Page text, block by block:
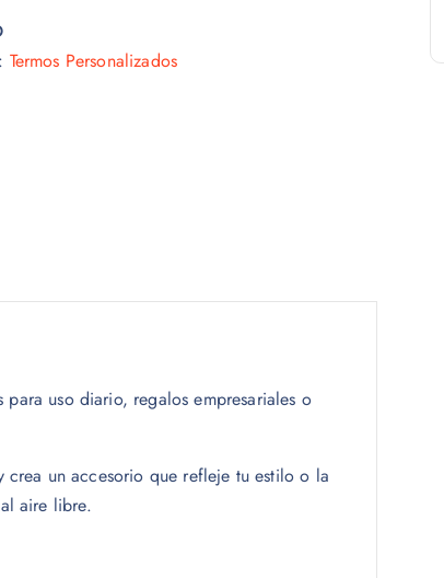
Termos Personalizados
para uso diario, regalos empresariales o
crea un accesorio que refleje tu estilo o la
aire libre.